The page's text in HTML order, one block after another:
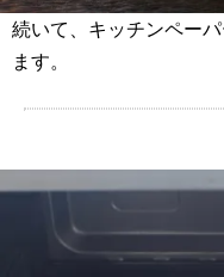
続いて、キッチンペー
ます。